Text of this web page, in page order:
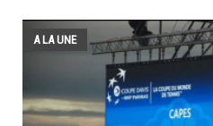
A LA UNE